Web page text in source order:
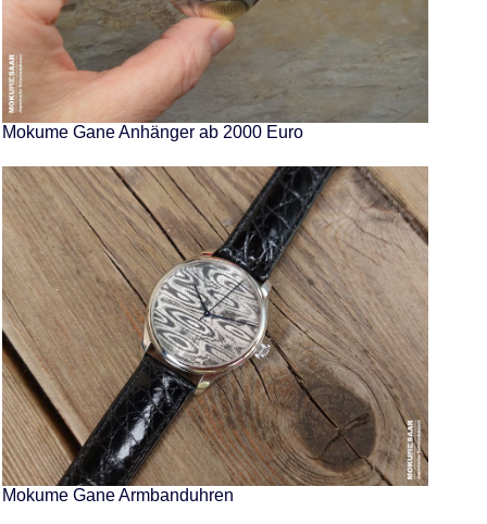
Mokume Gane Anhänger ab 2000 Euro
Mokume Gane Armbanduhren